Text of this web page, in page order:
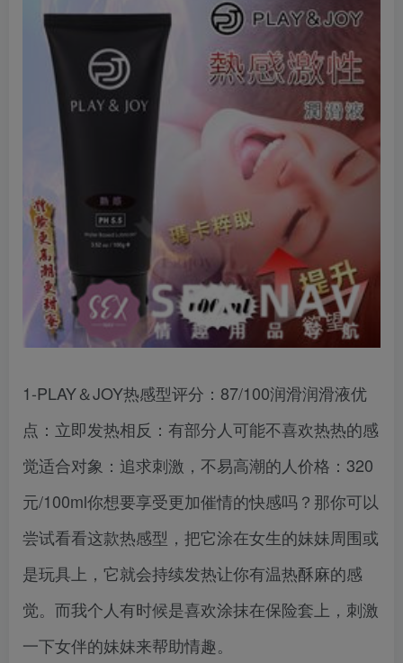
1-PLAY＆JOY热感型评分：87/100润滑润滑液优
点：立即发热相反：有部分人可能不喜欢热热的感
觉适合对象：追求刺激，不易高潮的人价格：320
元/100ml你想要享受更加催情的快感吗？那你可以
尝试看看这款热感型，把它涂在女生的妹妹周围或
是玩具上，它就会持续发热让你有温热酥麻的感
觉。而我个人有时候是喜欢涂抹在保险套上，刺激
一下女伴的妹妹来帮助情趣。